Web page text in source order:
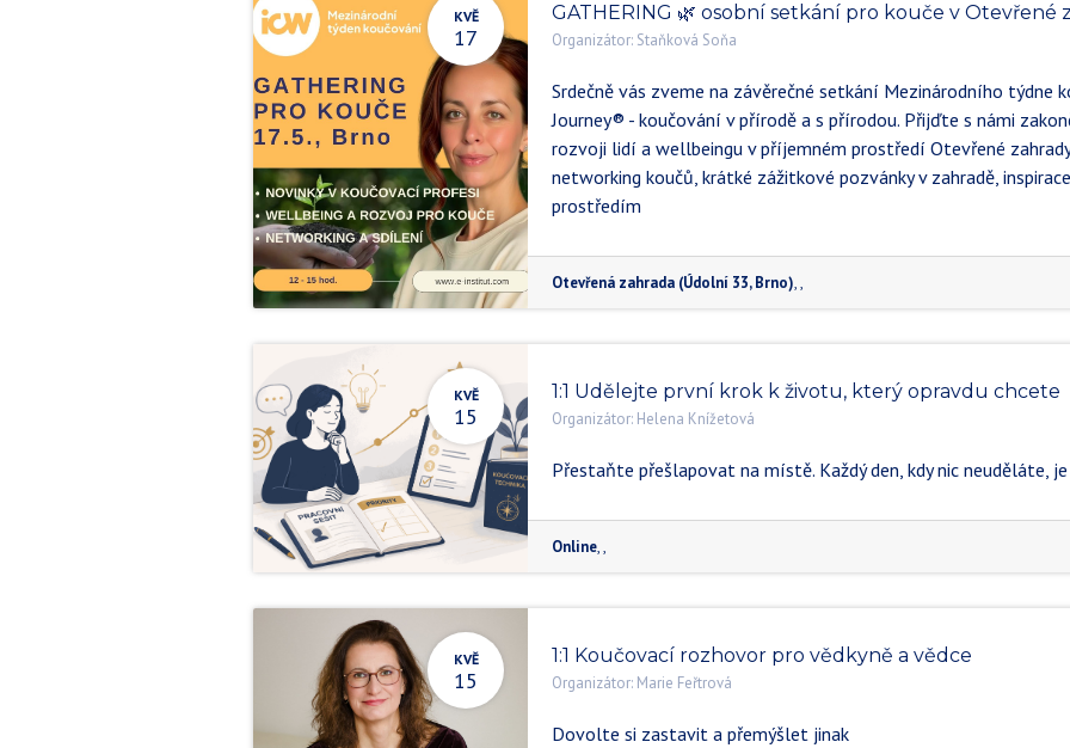
KVĚ
17
GATHERING 🌿 osobní setkání pro kouče v Otevřené
Organizátor: Staňková Soňa
Srdečně vás zveme na závěrečné setkání Mezinárodního týdne
Journey® - koučování v přírodě a s přírodou. Přijďte s námi
rozvoji lidí a wellbeingu v příjemném prostředí Otevřené
networking koučů, krátké zážitkové pozvánky v zahradě,
prostředím
Otevřená zahrada (Údolní 33, Brno), ,
KVĚ
15
1:1 Udělejte první krok k životu, který opravdu chcete
Organizátor: Helena Knížetová
Přestaňte přešlapovat na místě. Každý den, kdy nic neuděláte,
Online,,
KVĚ
15
1:1 Koučovací rozhovor pro vědkyně a vědce
Organizátor: Marie Feřtrová
Dovolte si zastavit a přemýšlet jinak